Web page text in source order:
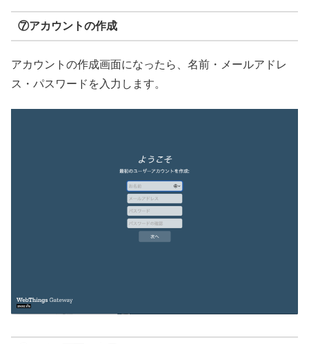
⑦アカウントの作成
アカウントの作成画面になったら、名前・メールアドレ
ス・パスワードを入力します。